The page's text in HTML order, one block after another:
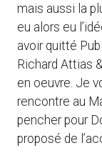
mais aussi la
eu alors eu
avoir quitté
Richard Attias
en oeuvre. Je
rencontre au
pencher pour
proposé de